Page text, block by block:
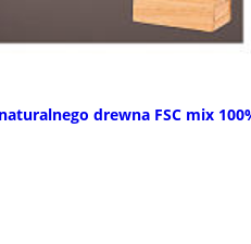
drewna FSC mix